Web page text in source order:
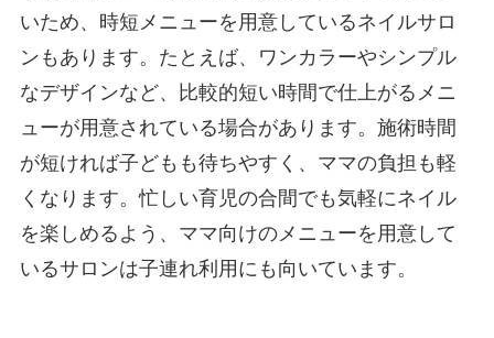
いため、時短メニューを用意しているネイルサロ
ンもあります。たとえば、ワンカラーやシンプル
なデザインなど、比較的短い時間で仕上がるメニ
ューが用意されている場合があります。施術時間
が短ければ子どもも待ちやすく、ママの負担も軽
くなります。忙しい育児の合間でも気軽にネイル
を楽しめるよう、ママ向けのメニューを用意して
いるサロンは子連れ利用にも向いています。